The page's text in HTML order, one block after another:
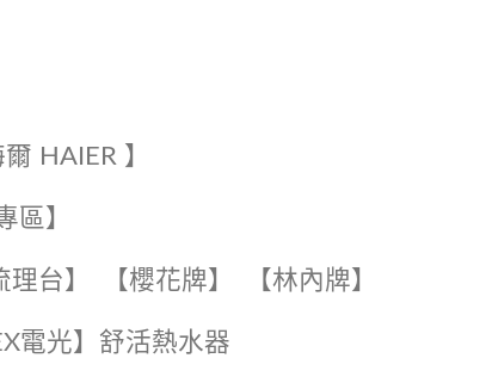
HAIER 】
區】
理台】 【櫻花牌】 【林內牌】
電光】舒活熱水器️️